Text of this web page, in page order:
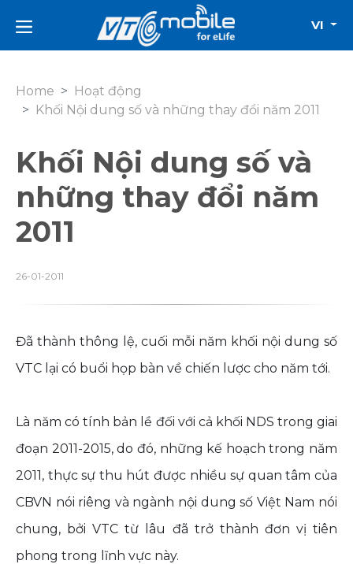
VI
Home
Hoạt động
Khối Nội dung số và những thay đổi năm 2011
Khối Nội dung số và
những thay đổi năm
2011
26-01-2011
Đã thành thông lệ, cuối mỗi năm khối nội dung số
VTC lại có buổi họp bàn về chiến lược cho năm tới.
Là năm có tính bản lề đối với cả khối NDS trong giai
đoạn 2011-2015, do đó, những kế hoạch trong năm
2011, thực sự thu hút được nhiều sự quan tâm của
CBVN nói riêng và ngành nội dung số Việt Nam nói
chung, bởi VTC từ lâu đã trở thành đơn vị tiên
phong trong lĩnh vực này.